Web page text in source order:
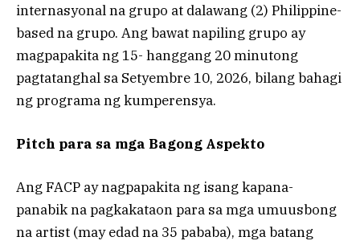
internasyonal na grupo at dalawang (2) Philippine-
based na grupo. Ang bawat napiling grupo ay
magpapakita ng 15- hanggang 20 minutong
pagtatanghal sa Setyembre 10, 2026, bilang bahagi
ng programa ng kumperensya.
Pitch para sa mga Bagong Aspekto
Ang FACP ay nagpapakita ng isang kapana-
panabik na pagkakataon para sa mga umuusbong
na artist (may edad na 35 pababa), mga batang